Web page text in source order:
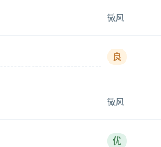
微风
良
微风
优